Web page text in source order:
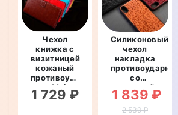
Чехол
книжка с
визитницей
кожаный
противоударный
для Meizu
15
1 729 ₽
Силиконовый
чехол
накладка
противоударный
со
вставкой
из
натуральной
1 839 ₽
2 539 ₽